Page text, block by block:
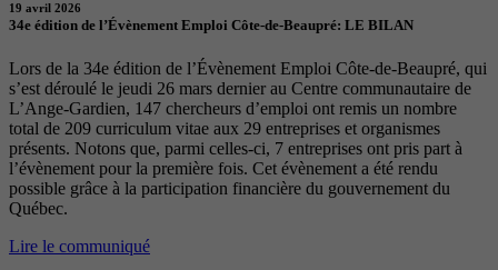
19 avril 2026
34e édition de l’Évènement Emploi Côte-de-Beaupré: LE BILAN
Lors de la 34e édition de l’Évènement Emploi Côte-de-Beaupré, qui
s’est déroulé le jeudi 26 mars dernier au Centre communautaire de
L’Ange-Gardien, 147 chercheurs d’emploi ont remis un nombre
total de 209 curriculum vitae aux 29 entreprises et organismes
présents. Notons que, parmi celles-ci, 7 entreprises ont pris part à
l’évènement pour la première fois. Cet évènement a été rendu
possible grâce à la participation financière du gouvernement du
Québec.
Lire le communiqué